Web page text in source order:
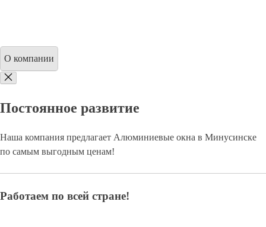
О компании
Постоянное развитие
Наша компания предлагает Алюминиевые окна в Минусинске
по самым выгодным ценам!
Работаем по всей стране!